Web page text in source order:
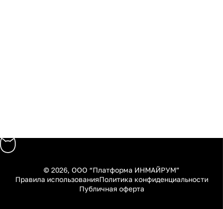
© 2026, ООО “Платформа ИНМАЙРУМ”
Правила использованияПолитика конфиденциальности
Публичная оферта